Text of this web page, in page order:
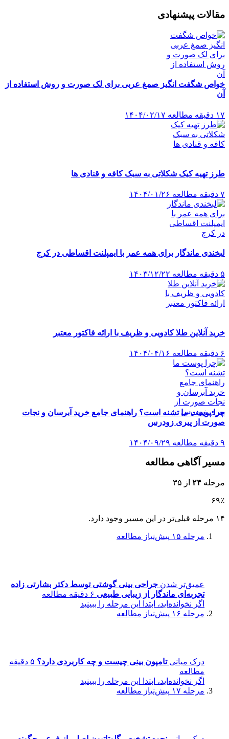
مقالات پیشنهادی
خواص شگفت انگیز صمغ عربی برای لک صورت و روش استفاده از
آن
۱۷ دقیقه مطالعه ۱۴۰۴/۰۲/۱۷
طرز تهیه کیک شکلاتی به سبک کافه و قنادی ها
۷ دقیقه مطالعه ۱۴۰۴/۰۱/۲۶
لبخندی ماندگار برای همه عمر با ایمپلنت اقساطی در کرج
۵ دقیقه مطالعه ۱۴۰۳/۱۲/۲۲
خرید آنلاین طلا کادویی و ظریف با ارائه فاکتور معتبر
۶ دقیقه مطالعه ۱۴۰۴/۰۴/۱۶
چرا پوست ما تشنه است؟ راهنمای جامع خرید آبرسان و نجات
صورت از پیری زودرس
۹ دقیقه مطالعه ۱۴۰۴/۰۹/۲۹
مسیر آگاهی مطالعه
مرحله ۲۴ از ۳۵
۶۹٪
۱۴ مرحله قبلی‌تر در این مسیر وجود دارد.
مرحله ۱۵ پیش‌نیاز مطالعه
عمیق‌تر شدن جراحی بینی گوشتی توسط دکتر بشارتی زاده
تجربه‌ای ماندگار از زیبایی طبیعی ۶ دقیقه مطالعه
اگر نخوانده‌اید، ابتدا این مرحله را ببینید
مرحله ۱۶
پیش‌نیاز مطالعه
درک میانیتامپون بینی چیست و چه کاربردی دارد؟
۵ دقیقه
مطالعه
اگر نخوانده‌اید، ابتدا این مرحله را ببینید
مرحله ۱۷
پیش‌نیاز مطالعه